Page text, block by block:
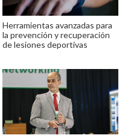
Herramientas avanzadas para
la prevención y recuperación
de lesiones deportivas